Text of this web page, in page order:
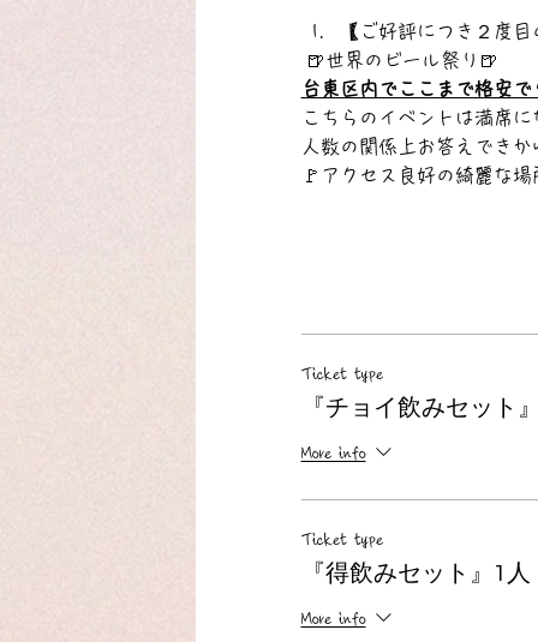
【ご好評につき２度
🍺世界のビール祭り🍺
台東区内でここまで格安
こちらのイベントは満席
人数の関係上お答えで
🚩アクセス良好の綺麗な
Ticket type
『チョイ飲みセット
More info
Ticket type
『得飲みセット』1人
More info